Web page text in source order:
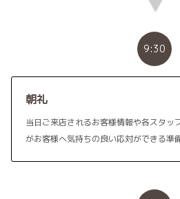
9:30
朝礼
当日ご来店されるお客様情報や各スタッ
がお客様へ気持ちの良い応対ができる準